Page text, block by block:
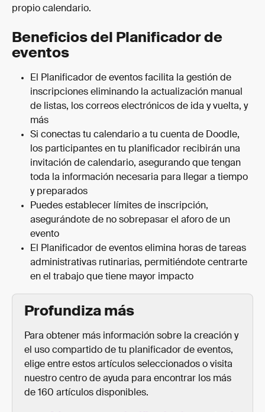
propio calendario.
Beneficios del Planificador de
eventos
El Planificador de eventos facilita la gestión de
inscripciones eliminando la actualización manual
de listas, los correos electrónicos de ida y vuelta, y
más
Si conectas tu calendario a tu cuenta de Doodle,
los participantes en tu planificador recibirán una
invitación de calendario, asegurando que tengan
toda la información necesaria para llegar a tiempo
y preparados
Puedes establecer límites de inscripción,
asegurándote de no sobrepasar el aforo de un
evento
El Planificador de eventos elimina horas de tareas
administrativas rutinarias, permitiéndote centrarte
en el trabajo que tiene mayor impacto
Profundiza más
Para obtener más información sobre la creación y
el uso compartido de tu planificador de eventos,
elige entre estos artículos seleccionados o visita
nuestro centro de ayuda para encontrar los más
de 160 artículos disponibles.